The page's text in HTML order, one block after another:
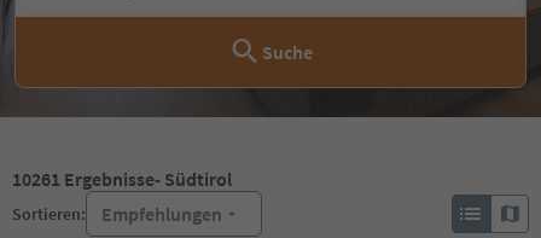
Suche
10261 Ergebnisse- Südtirol
Sortieren: Empfehlungen